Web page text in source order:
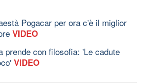
Pogacar per ora c'è il miglior
VIDEO
prende con filosofia: 'Le cadute
VIDEO